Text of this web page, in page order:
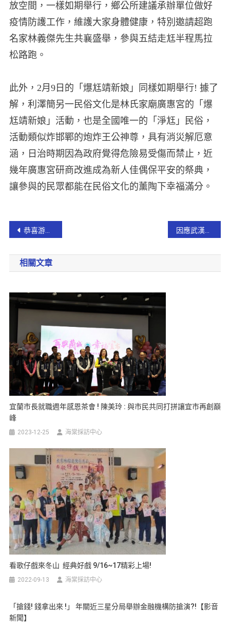
放空間，一樣如期舉行，鄉公所建議承辦單位做好
疫情防護工作，維護大家身體健康，特別邀請超跑
名家林義傑先生共襄盛舉，參與五結走尪半程馬拉
松路跑。
此外，2月9日的「爆尪靖新娘」同樣如期舉行! 據了
解，利澤簡另一民俗文化是林氏家廟廣惠宮的「爆
尪靖新娘」活動，也是全國唯一的「淨尪」民俗，
活動類似炸邯鄲的炮炸王公神尊，具有消災解厄意
涵，日治時期因為政府覺得危險易受傷而禁止，近
幾年廣惠宮研商改進成為新人佳偶保平安的祭典，
讓參與的民眾都能在民俗文化的薰陶下幸福滿分。
恭喜游錫?當選立法院院長 鎮殿土地公縣長戴官帽贈藏頭文祝賀
相關文章
宜蘭市長就職週年感恩茶會 ! 陳美玲 : 與市民共同打拼讓宜市再創巔
峰
2023-12-25 海棠採訪中心
看歌仔戲來冬山 經典好戲 9/16~17精彩上場!
2022-09-13 海棠採訪中心
「搶錢! 錢拿出來 !」 年關近三星分局舉辦金融機構防搶演?!【影音
新聞】